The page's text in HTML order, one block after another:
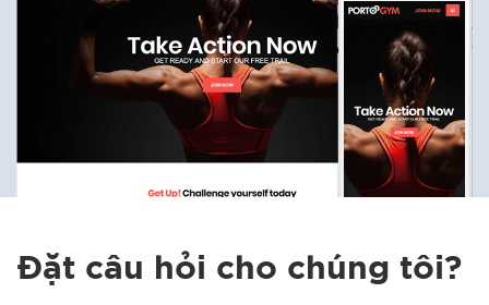
Đặt câu hỏi cho chúng tôi?